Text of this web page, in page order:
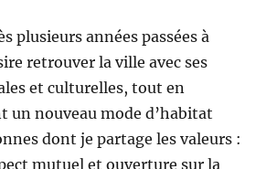
plusieurs années passées à
retrouver la ville avec ses
et culturelles, tout en
un nouveau mode d’habitat
dont je partage les valeurs :
mutuel et ouverture sur la